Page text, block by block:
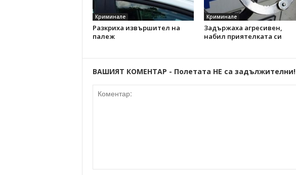
Криминале
Разкриха извършител на
палеж
Криминале
Задържаха агресивен,
набил приятелката си
ВАШИЯТ КОМЕНТАР - Полетата НЕ са задължителни!